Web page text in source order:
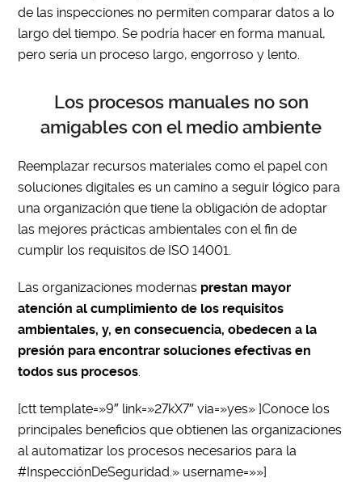
de las inspecciones no permiten comparar datos a lo
largo del tiempo. Se podría hacer en forma manual,
pero sería un proceso largo, engorroso y lento.
Los procesos manuales no son
amigables con el medio ambiente
Reemplazar recursos materiales como el papel con
soluciones digitales es un camino a seguir lógico para
una organización que tiene la obligación de adoptar
las mejores prácticas ambientales con el fin de
cumplir los requisitos de ISO 14001.
Las organizaciones modernas prestan mayor
atención al cumplimiento de los requisitos
ambientales, y, en consecuencia, obedecen a la
presión para encontrar soluciones efectivas en
todos sus procesos
[ctt template=»9″ link=»27kX7″ via=»yes» ]Conoce los
principales beneficios que obtienen las organizaciones
al automatizar los procesos necesarios para la
#InspecciónDeSeguridad.» username=»»]